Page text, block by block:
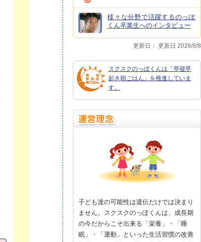
様々な分野で活躍するのっぽ
くん卒業生へのインタビュー
更新日： 更新日 2026/8/8
スクスクのっぽくんは「早寝早
起き朝ごはん」を推進していま
す。
子ども達の可能性は遺伝だけでは決まり
ません。スクスクのっぽくんは、成長期
の今だからこそ出来る「栄養」・「睡
眠」・「運動」といった生活習慣の改善